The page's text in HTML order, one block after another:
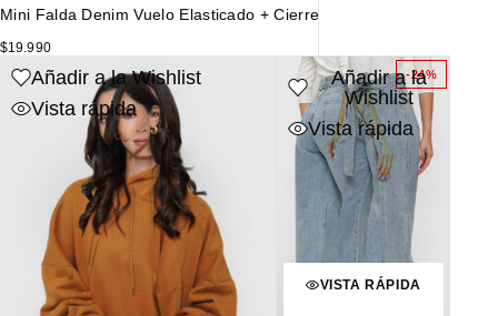
Mini Falda Denim Vuelo Elasticado + Cierre
$19.990
Añadir a la Wishlist
Vista rápida
-24%
Añadir a la
Wishlist
Vista rápida
VISTA RÁPIDA